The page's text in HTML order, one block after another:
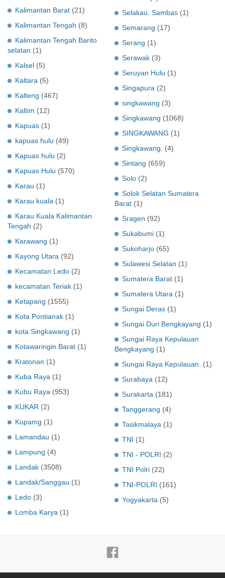
Kalimantan Barat (21)
Kalimantan Tengah (8)
Kalimantan Tengah Barito
selatan (1)
Kalsel (5)
Kaltara (5)
Kalteng (467)
Kaltim (12)
Kapuas (1)
kapuas hulu (49)
Kapuas hulu (2)
Kapuas Hulu (570)
Karau (1)
Karau kuala (1)
Karau Kuala Kalimantan
Tengah (2)
Karawang (1)
Kayong Utara (92)
Kecamatan Ledo (2)
kecamatan Teriak (1)
Ketapang (1555)
Kota Pontianak (1)
kota Singkawang (1)
Kotawaringin Barat (1)
Kratonan (1)
Kuba Raya (1)
Kubu Raya (953)
KUKAR (2)
Kupamg (1)
Lamandau (1)
Lampung (4)
Landak (3508)
Landak/Sanggau (1)
Ledo (3)
Lomba Karya (1)
Selakau. Sambas (1)
Semarang (17)
Serang (1)
Serawak (3)
Seruyan Hulu (1)
Singapura (2)
singkawang (3)
Singkawang (1068)
SINGKAWANG (1)
Singkawang.
(4)
Sintang (659)
Solo (2)
Solok Selatan Sumatera
Barat (1)
Sragen (92)
Sukabumi (1)
Sukoharjo (65)
Sulawesi Selatan (1)
Sumatera Barat (1)
Sumatera Utara (1)
Sungai Deras (1)
Sungai Duri Bengkayang (1)
Sungai Raya Kepulauan
Bengkayang (1)
Sungai Raya Kepulauan.
(1)
Surabaya (12)
Surakarta (181)
Tanggerang (4)
Tasikmalaya (1)
TNI (1)
TNI - POLRI (2)
TNI Polri (22)
TNI-POLRI (161)
Yogyakarta (5)